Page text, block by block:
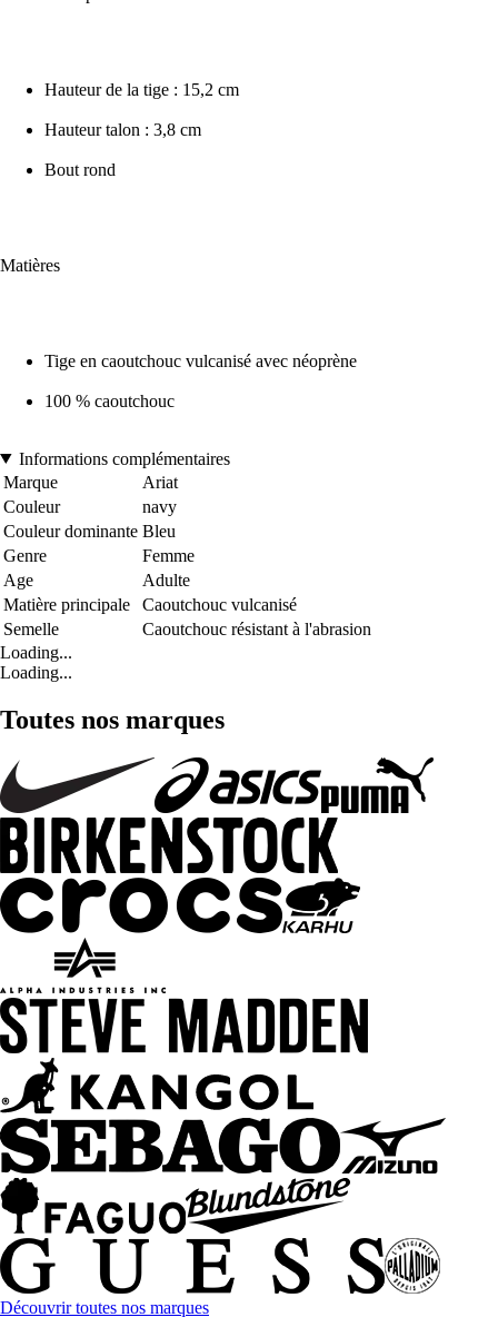
Hauteur de la tige : 15,2 cm
Hauteur talon : 3,8 cm
Bout rond
Matières
Tige en caoutchouc vulcanisé avec néoprène
100 % caoutchouc
Informations complémentaires
Marque
Ariat
Couleur
navy
Couleur dominante Bleu
Genre
Femme
Age
Adulte
Matière principale
Caoutchouc vulcanisé
Semelle
Caoutchouc résistant à l'abrasion
Loading...
Loading...
Toutes nos marques
Découvrir toutes nos marques